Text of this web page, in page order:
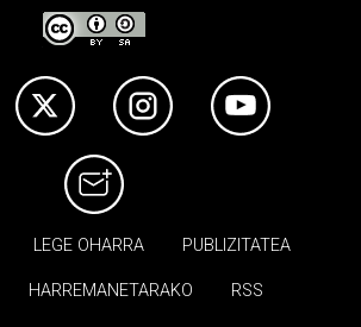
LEGE OHARRA PUBLIZITATEA
HARREMANETARAKO RSS